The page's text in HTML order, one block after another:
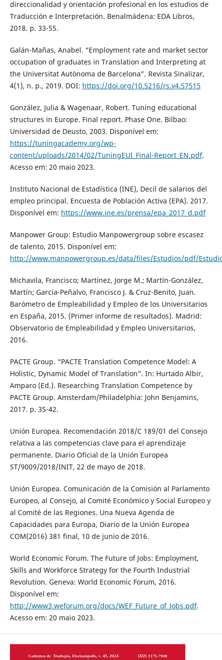
direccionalidad y orientación profesional en los estudios de
Traducción e Interpretación. Benalmádena: EDA Libros,
2018. p. 33-55.
Galán-Mañas, Anabel. “Employment rate and market sector
occupation of graduates in Translation and Interpreting at
the Universitat Autònoma de Barcelona”. Revista Sinalizar,
4(1), n. p., 2019. DOI: https://doi.org/10.5216/rs.v4.57515
González, Julia & Wagenaar, Robert. Tuning educational
structures in Europe. Final report. Phase One. Bilbao:
Universidad de Deusto, 2003. Disponível em:
https://tuningacademy.org/wp-
content/uploads/2014/02/TuningEUI_Final-Report_EN.pdf.
Acesso em: 20 maio 2023.
Instituto Nacional de Estadística (INE), Decil de salarios del
empleo principal. Encuesta de Población Activa (EPA). 2017.
Disponível em: https://www.ine.es/prensa/epa_2017_d.pdf
Manpower Group: Estudio Manpowergroup sobre escasez
de talento, 2015. Disponível em:
http://www.manpowergroup.es/data/files/Estudios/pdf/
Michavila, Francisco; Martínez, Jorge M.; Martín-González,
Martín; García-Peñalvo, Francisco J. & Cruz-Benito, Juan.
Barómetro de Empleabilidad y Empleo de los Universitarios
en España, 2015. (Primer informe de resultados). Madrid:
Observatorio de Empleabilidad y Empleo Universitarios,
2016.
PACTE Group. “PACTE Translation Competence Model: A
Holistic, Dynamic Model of Translation”. In: Hurtado Albir,
Amparo (Ed.). Researching Translation Competence by
PACTE Group. Amsterdam/Philadelphia: John Benjamins,
2017. p. 35-42.
Unión Europea. Recomendación 2018/C 189/01 del Consejo
relativa a las competencias clave para el aprendizaje
permanente. Diario Oficial de la Unión Europea
ST/9009/2018/INIT, 22 de mayo de 2018.
Unión Europea. Comunicación de la Comisión al Parlamento
Europeo, al Consejo, al Comité Económico y Social Europeo y
al Comité de las Regiones. Una Nueva Agenda de
Capacidades para Europa, Diario de la Unión Europea
COM(2016) 381 final, 10 de junio de 2016.
World Economic Forum. The Future of Jobs: Employment,
Skills and Workforce Strategy for the Fourth Industrial
Revolution. Geneva: World Economic Forum, 2016.
Disponível em:
http://www3.weforum.org/docs/WEF_Future_of_Jobs.pdf.
Acesso em: 20 maio 2023.